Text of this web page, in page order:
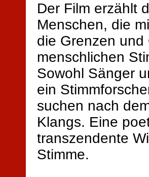
Der Film erzählt
Menschen, die
die Grenzen
menschlichen
Sowohl Sänger
ein
suchen nach
Klangs. Eine
transzendente
Stimme.